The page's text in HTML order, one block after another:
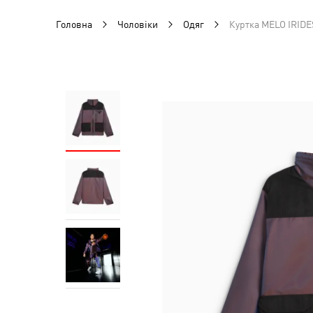
Головна Чоловіки Одяг Куртка MELO